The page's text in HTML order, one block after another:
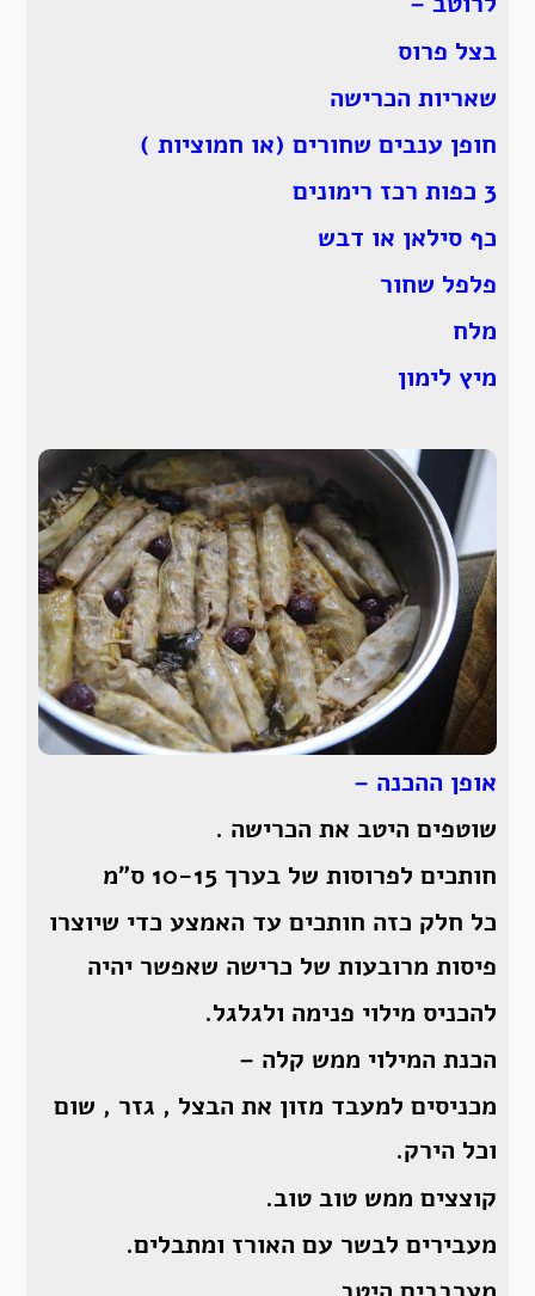
בצל פרוס
שאריות הכרישה
חופן ענבים שחורים (או חמוציות )
3 כפות רכז רימונים
כף סילאן או דבש
פלפל שחור
מלח
מיץ לימון
אופן ההכנה –
שוטפים היטב את הכרישה .
חותכים לפרוסות של בערך 10-15 ס”מ
כל חלק כזה חותכים עד האמצע כדי שיוצרו
פיסות מרובעות של כרישה שאפשר יהיה
להכניס מילוי פנימה ולגלגל.
הכנת המילוי ממש קלה –
מכניסים למעבד מזון את הבצל , גזר , שום
וכל הירק.
קוצצים ממש טוב טוב.
מעבירים לבשר עם האורז ומתבלים.